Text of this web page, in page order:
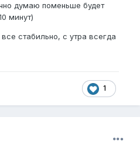
думаю поменьше будет
минут)
стабильно, с утра всегда
1